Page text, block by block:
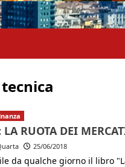
LA RUOTA DEI
25/06/2018
da qualche giorno il libro